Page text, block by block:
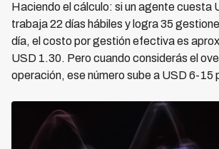
Haciendo el cálculo: si un agente cuesta
trabaja 22 días hábiles y logra 35
día, el costo por gestión efectiva es
USD 1.30. Pero cuando considerás el
operación, ese número sube a USD 6-15